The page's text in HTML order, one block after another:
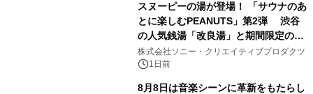
スヌーピーの湯が登場！ 「サウナのあ
とに楽しむPEANUTS」第2弾 渋谷
の人気銭湯「改良湯」と期間限定のコ
ラボレーション サウナイキタイコラ
ボグッズも発売決定！
株式会社ソニー・クリエイティブプロダクツ
1日前
8月8日は音楽シーンに革新をもたらし